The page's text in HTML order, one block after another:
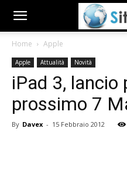
Home Apple
Apple Attualità Novità
iPad 3, lancio
prossimo 7
By Davex - 15 Febbraio 2012